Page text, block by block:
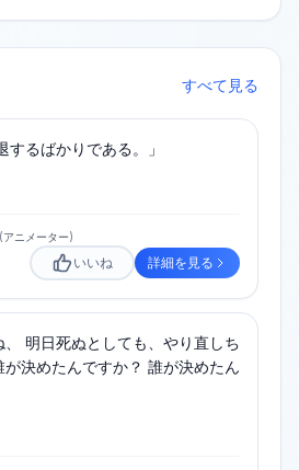
すべて見る
するばかりである。」
(アニメーター)
いいね 詳細を見る
、 明日死ぬとしても、やり直しち
が決めたんですか？ 誰が決めたん